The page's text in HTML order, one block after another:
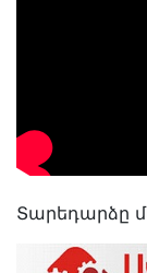
Տարեդարձը